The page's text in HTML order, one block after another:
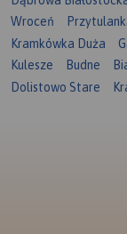
Wroceń
Kramkówka Duża
Kulesze
Budne
Dolistowo Stare